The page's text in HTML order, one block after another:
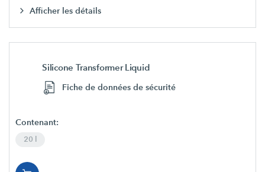
Afficher les détails
Silicone Transformer Liquid
Fiche de données de sécurité
Contenant:
20 l